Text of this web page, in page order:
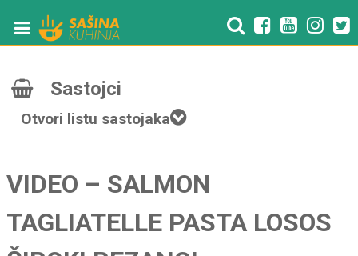
Sastojci
Otvori listu sastojaka
VIDEO – SALMON
TAGLIATELLE PASTA LOSOS